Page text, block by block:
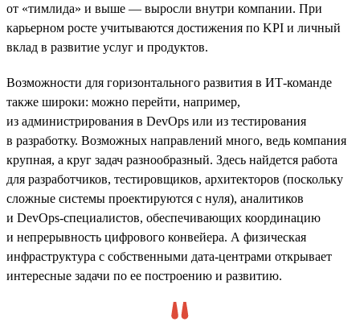
от «тимлида» и выше — выросли внутри компании. При
карьерном росте учитываются достижения по KPI и личный
вклад в развитие услуг и продуктов.
Возможности для горизонтального развития в ИТ-команде
также широки: можно перейти, например,
из администрирования в DevOps или из тестирования
в разработку. Возможных направлений много, ведь компания
крупная, а круг задач разнообразный. Здесь найдется работа
для разработчиков, тестировщиков, архитекторов (поскольку
сложные системы проектируются с нуля), аналитиков
и DevOps-специалистов, обеспечивающих координацию
и непрерывность цифрового конвейера. А физическая
инфраструктура с собственными дата-центрами открывает
интересные задачи по ее построению и развитию.